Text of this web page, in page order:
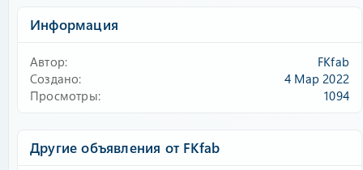
Информация
Автор
FKfab
Создано
4 Мар 2022
Просмотры
1094
Другие объявления от FKfab